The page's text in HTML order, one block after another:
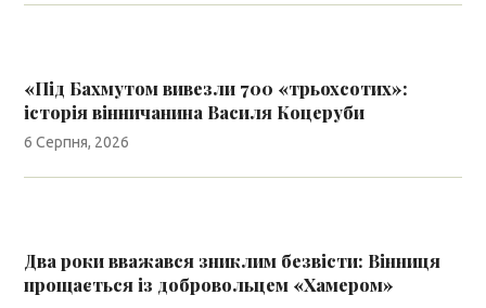
«Під Бахмутом вивезли 700 «трьохсотих»:
історія вінничанина Василя Коцеруби
6 Серпня, 2026
Два роки вважався зниклим безвісти: Вінниця
прощається із добровольцем «Хамером»